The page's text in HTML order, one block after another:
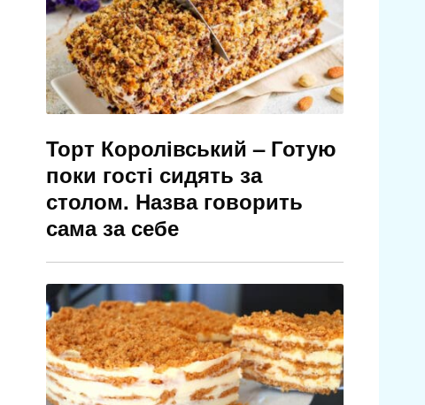
Торт Королівський – Готую
поки гості сидять за
столом. Назва говорить
сама за себе